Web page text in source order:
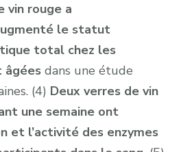
vin rouge a
le statut
total chez les
âgées dans une étude
(4) Deux verres de vin
une semaine ont
et l’activité des enzymes